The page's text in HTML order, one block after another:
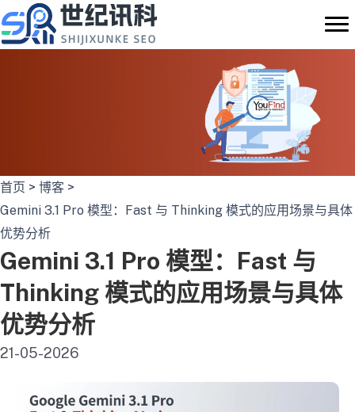
至
内
首页 > 博客 >
Gemini 3.1 Pro 模型：Fast 与 Thinking 模式的应用场景与具体
优势分析
Gemini 3.1 Pro 模型：Fast 与
Thinking 模式的应用场景与具体
优势分析
21-05-2026